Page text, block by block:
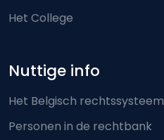
Het College
Nuttige info
Het Belgisch rechtssysteem
Personen in de rechtbank